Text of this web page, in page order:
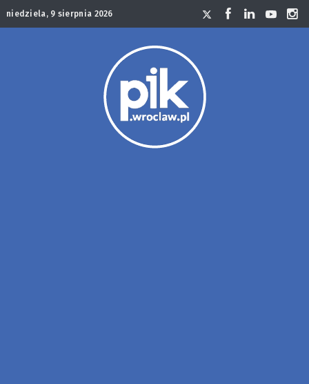
niedziela, 9 sierpnia 2026